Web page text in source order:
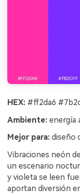
HEX: #ff2da6
Ambiente: energía
Mejor para: diseño
Vibraciones neón
un escenario
y violeta se leen
aportan diversión